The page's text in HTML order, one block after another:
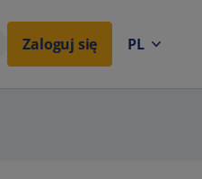
Zaloguj się PL